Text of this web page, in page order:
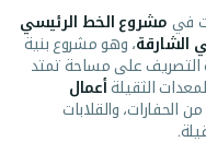
في مشروع الخط الرئيسي
الشارقة، وهو مشروع بنية
على مساحة تمتد
أعمال
الحفارات، والقلابات